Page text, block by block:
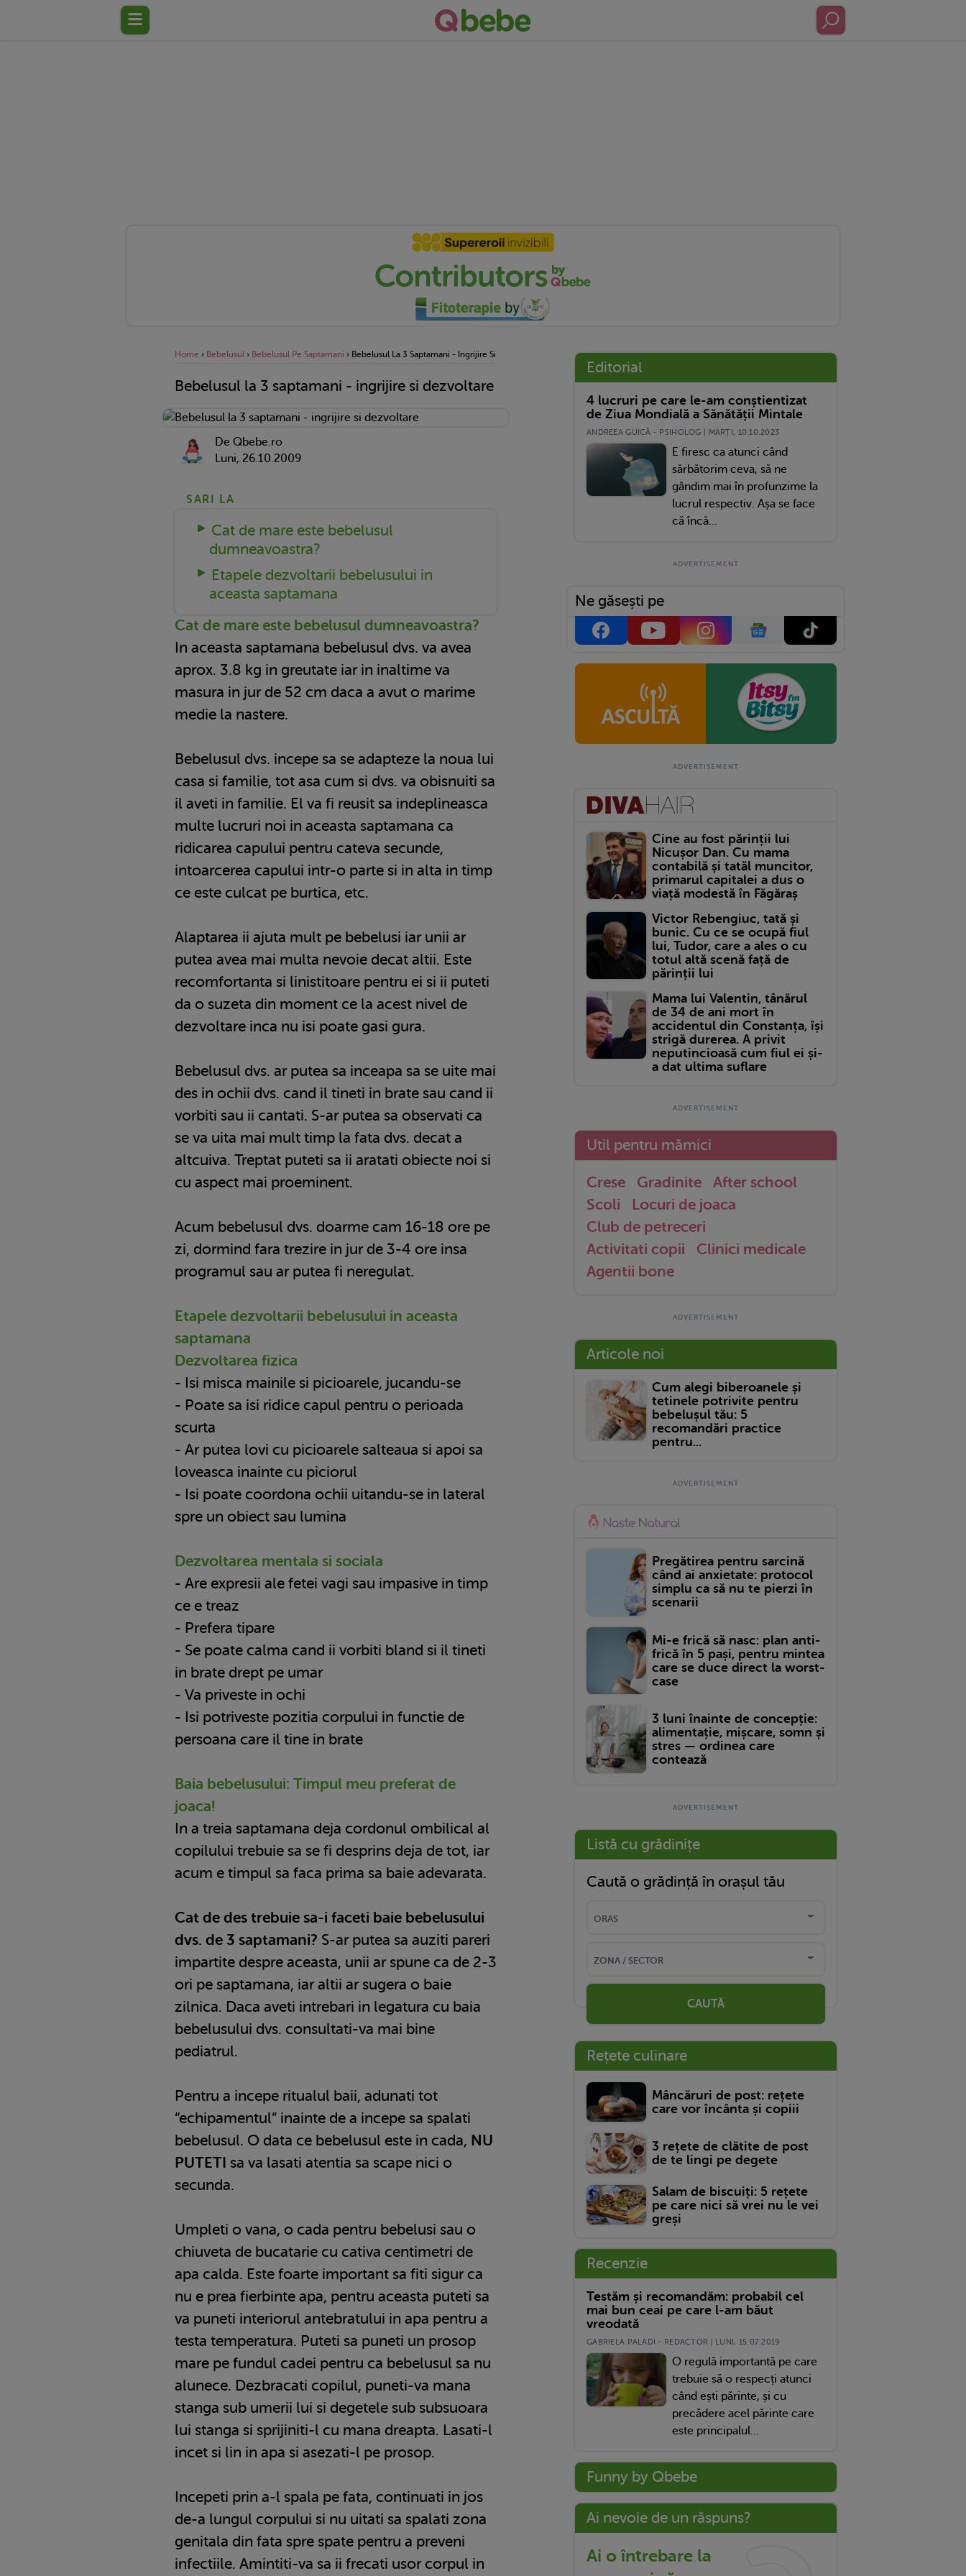
Home › Bebelusul › Bebelusul Pe Saptamani › Bebelusul La 3 Saptamani - Ingrijire Si Dezvoltare
Bebelusul la 3 saptamani - ingrijire si dezvoltare
De Qbebe.ro
Luni, 26.10.2009
SARI LA
Cat de mare este bebelusul
dumneavoastra?
Etapele dezvoltarii bebelusului in
aceasta saptamana
Cat de mare este bebelusul dumneavoastra?
In aceasta saptamana bebelusul dvs. va avea
aprox. 3.8 kg in greutate iar in inaltime va
masura in jur de 52 cm daca a avut o marime
medie la nastere.
Bebelusul dvs. incepe sa se adapteze la noua lui
casa si familie, tot asa cum si dvs. va obisnuiti sa
il aveti in familie. El va fi reusit sa indeplineasca
multe lucruri noi in aceasta saptamana ca
ridicarea capului pentru cateva secunde,
intoarcerea capului intr-o parte si in alta in timp
ce este culcat pe burtica, etc.
Alaptarea ii ajuta mult pe bebelusi iar unii ar
putea avea mai multa nevoie decat altii. Este
recomfortanta si linistitoare pentru ei si ii puteti
da o suzeta din moment ce la acest nivel de
dezvoltare inca nu isi poate gasi gura.
Bebelusul dvs. ar putea sa inceapa sa se uite mai
des in ochii dvs. cand il tineti in brate sau cand ii
vorbiti sau ii cantati. S-ar putea sa observati ca
se va uita mai mult timp la fata dvs. decat a
altcuiva. Treptat puteti sa ii aratati obiecte noi si
cu aspect mai proeminent.
Acum bebelusul dvs. doarme cam 16-18 ore pe
zi, dormind fara trezire in jur de 3-4 ore insa
programul sau ar putea fi neregulat.
Etapele dezvoltarii bebelusului in aceasta
saptamana
Dezvoltarea fizica
- Isi misca mainile si picioarele, jucandu-se
- Poate sa isi ridice capul pentru o perioada
scurta
- Ar putea lovi cu picioarele salteaua si apoi sa
loveasca inainte cu piciorul
- Isi poate coordona ochii uitandu-se in lateral
spre un obiect sau lumina
Dezvoltarea mentala si sociala
- Are expresii ale fetei vagi sau impasive in timp
ce e treaz
- Prefera tipare
- Se poate calma cand ii vorbiti bland si il tineti
in brate drept pe umar
- Va priveste in ochi
- Isi potriveste pozitia corpului in functie de
persoana care il tine in brate
Baia bebelusului: Timpul meu preferat de
joaca!
In a treia saptamana deja cordonul ombilical al
copilului trebuie sa se fi desprins deja de tot, iar
acum e timpul sa faca prima sa baie adevarata.
Cat de des trebuie sa-i faceti baie bebelusului
dvs. de 3 saptamani? S-ar putea sa auziti pareri
impartite despre aceasta, unii ar spune ca de 2-3
ori pe saptamana, iar altii ar sugera o baie
zilnica. Daca aveti intrebari in legatura cu baia
bebelusului dvs. consultati-va mai bine
pediatrul.
Pentru a incepe ritualul baii, adunati tot
“echipamentul” inainte de a incepe sa spalati
bebelusul. O data ce bebelusul este in cada, NU
PUTETI sa va lasati atentia sa scape nici o
secunda.
Umpleti o vana, o cada pentru bebelusi sau o
chiuveta de bucatarie cu cativa centimetri de
apa calda. Este foarte important sa fiti sigur ca
nu e prea fierbinte apa, pentru aceasta puteti sa
va puneti interiorul antebratului in apa pentru a
testa temperatura. Puteti sa puneti un prosop
mare pe fundul cadei pentru ca bebelusul sa nu
alunece. Dezbracati copilul, puneti-va mana
stanga sub umerii lui si degetele sub subsuoara
lui stanga si sprijiniti-l cu mana dreapta. Lasati-l
incet si lin in apa si asezati-l pe prosop.
Incepeti prin a-l spala pe fata, continuati in jos
de-a lungul corpului si nu uitati sa spalati zona
genitala din fata spre spate pentru a preveni
infectiile. Amintiti-va sa ii frecati usor corpul in
Editorial
4 lucruri pe care le-am conștientizat
de Ziua Mondială a Sănătății Mintale
ANDREEA GUICĂ - PSIHOLOG | MARŢI, 10.10.2023
E firesc ca atunci când
sărbătorim ceva, să ne
gândim mai în profunzime la
lucrul respectiv. Așa se face
că încă...
Ne găsești pe
Cine au fost părinții lui
Nicușor Dan. Cu mama
contabilă și tatăl muncitor,
primarul capitalei a dus o
viață modestă în Făgăraș
Victor Rebengiuc, tată și
bunic. Cu ce se ocupă fiul
lui, Tudor, care a ales o cu
totul altă scenă față de
părinții lui
Mama lui Valentin, tânărul
de 34 de ani mort în
accidentul din Constanța, își
strigă durerea. A privit
neputincioasă cum fiul ei și-
a dat ultima suflare
Util pentru mămici
Crese Gradinite
After school
Scoli
Locuri de joaca
Club de petreceri
Activitati copii
Clinici medicale
Agentii bone
Articole noi
Cum alegi biberoanele și
tetinele potrivite pentru
bebelușul tău: 5
recomandări practice
pentru...
Pregătirea pentru sarcină
când ai anxietate: protocol
simplu ca să nu te pierzi în
scenarii
Mi-e frică să nasc: plan anti-
frică în 5 pași, pentru mintea
care se duce direct la worst-
case
3 luni înainte de concepție:
alimentație, mișcare, somn și
stres — ordinea care
contează
Listă cu grădinițe
Caută o grădință în orașul tău
CAUTĂ
Rețete culinare
Mâncăruri de post: rețete
care vor încânta și copiii
3 rețete de clătite de post
de te lingi pe degete
Salam de biscuiți: 5 rețete
pe care nici să vrei nu le vei
greși
Recenzie
Testăm și recomandăm: probabil cel
mai bun ceai pe care l-am băut
vreodată
GABRIELA PALADI - REDACTOR | LUNI, 15.07.2019
O regulă importantă pe care
trebuie să o respecți atunci
când ești părinte, și cu
precădere acel părinte care
este principalul...
Funny by Qbebe
Ai nevoie de un răspuns?
Ai o întrebare la